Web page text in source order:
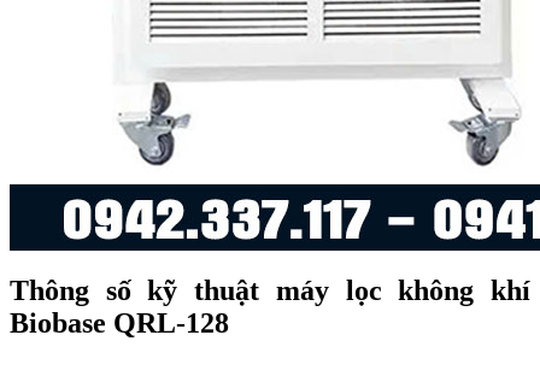
Thông số kỹ thuật máy lọc không khí
Biobase QRL-128